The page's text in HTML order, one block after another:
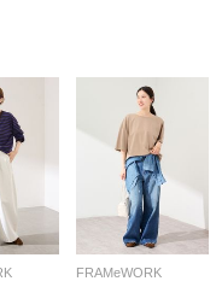
FRAMeWORK